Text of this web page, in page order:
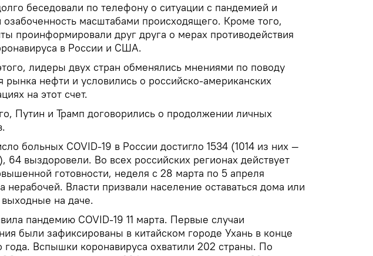
беседовали по телефону о ситуации с пандемией и
озабоченность масштабами происходящего. Кроме того,
проинформировали друг друга о мерах противодействия
в России и США.
лидеры двух стран обменялись мнениями по поводу
рынка нефти и условились о российско-американских
на этот счет.
Путин и Трамп договорились о продолжении личных
больных COVID-19 в России достигло 1534 (1014 из них —
64 выздоровели. Во всех российских регионах действует
готовности, неделя с 28 марта по 5 апреля
нерабочей. Власти призвали население оставаться дома или
выходные на даче.
пандемию COVID-19 11 марта. Первые случаи
были зафиксированы в китайском городе Ухань в конце
года. Вспышки коронавируса охватили 202 страны. По